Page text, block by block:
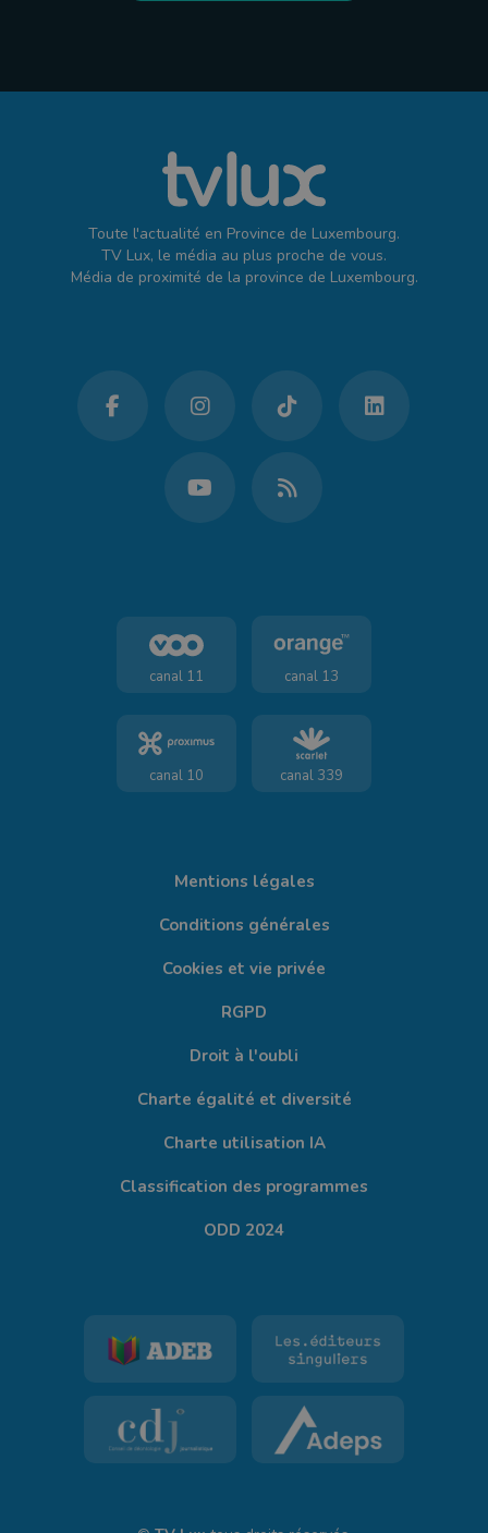
Toute l'actualité en Province de Luxembourg.
TV Lux, le média au plus proche de vous.
Média de proximité de la province de Luxembourg.
canal 11 canal 13
canal 10 canal 339
Mentions légales
Conditions générales
Cookies et vie privée
RGPD
Droit à l'oubli
Charte égalité et diversité
Charte utilisation IA
Classification des programmes
ODD 2024